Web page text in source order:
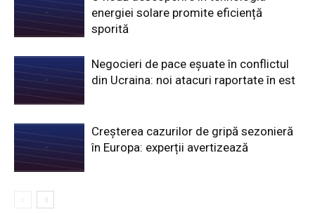
energiei solare promite eficiență
sporită
Negocieri de pace eșuate în conflictul
din Ucraina: noi atacuri raportate în est
Creșterea cazurilor de gripă sezonieră
în Europa: experții avertizează